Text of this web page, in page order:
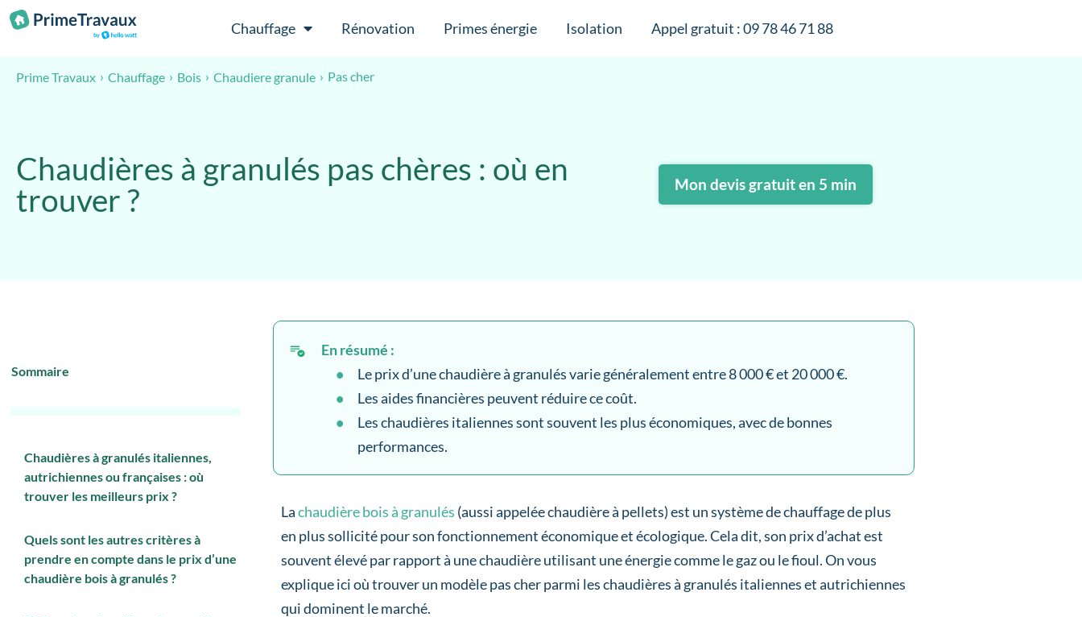
Passer au contenu Chauffage Rénovation Primes énergie Isolation Appel gratuit : 09 78 46 71 88
Prime Travaux Chauffage Bois Chaudiere granule Pas cher
Chaudières à granulés pas chères : où en
trouver ?
Mon devis gratuit en 5 min
Sommaire
Chaudières à granulés italiennes,
autrichiennes ou françaises : où
trouver les meilleurs prix ?
Quels sont les autres critères à
prendre en compte dans le prix d’une
chaudière bois à granulés ?
En résumé :
Le prix d’une chaudière à granulés varie généralement entre 8 000 € et 20 000 €.
Les aides financières peuvent réduire ce coût.
Les chaudières italiennes sont souvent les plus économiques, avec de bonnes
performances.
Lachaudière bois à granulés (aussi appelée chaudière à pellets) est un système de chauffage de plus
en plus sollicité pour son fonctionnement économique et écologique. Cela dit, son prix d’achat est
souvent élevé par rapport à une chaudière utilisant une énergie comme le gaz ou le fioul. On vous
explique ici où trouver un modèle pas cher parmi les chaudières à granulés italiennes et autrichiennes
qui dominent le marché.